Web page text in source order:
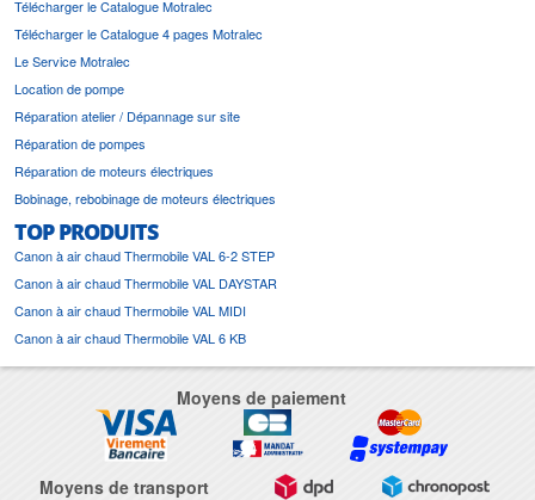
Télécharger le Catalogue Motralec
Télécharger le Catalogue 4 pages Motralec
Le Service Motralec
Location de pompe
Réparation atelier / Dépannage sur site
Réparation de pompes
Réparation de moteurs électriques
Bobinage, rebobinage de moteurs électriques
TOP PRODUITS
Canon à air chaud Thermobile VAL 6-2 STEP
Canon à air chaud Thermobile VAL DAYSTAR
Canon à air chaud Thermobile VAL MIDI
Canon à air chaud Thermobile VAL 6 KB
Moyens de paiement
Moyens de transport